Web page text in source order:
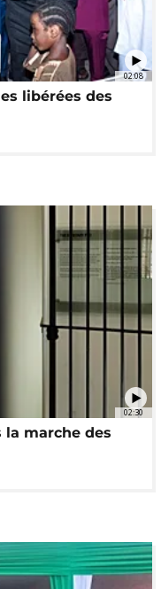
02:08
libérées des
02:30
la marche des